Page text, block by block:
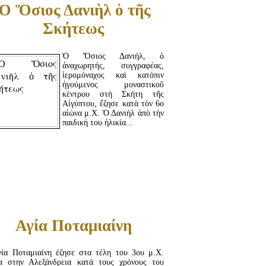
Ὅσιος Δανιὴλ ὁ τῆς
Σκήτεως
Ὁ Ὅσιος Δανιήλ, ὁ
ἀναχωρητής, συγγραφέας,
ἱερομόναχος καὶ κατόπιν
ἡγούμενος μοναστικοῦ
κέντρου στὴ Σκήτη τῆς
Αἰγύπτου, ἔζησε κατὰ τὸν 6ο
αἰώνα μ.Χ. Ὁ Δανιὴλ ἀπὸ τὴν
παιδική του ἡλικία...
Αγία Ποταμιαίνη
Ποταμιαίνη έζησε στα τέλη του 3ου μ.Χ.
στην Αλεξάνδρεια κατά τους χρόνους του